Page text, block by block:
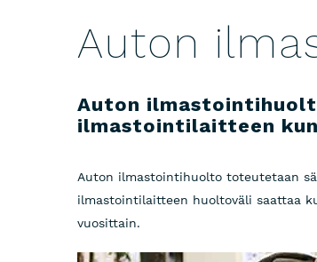
Auton
Auton
ilmastointilaitteen
Auton ilmastointihuolto toteutetaan
ilmastointilaitteen huoltoväli saattaa
vuosittain.